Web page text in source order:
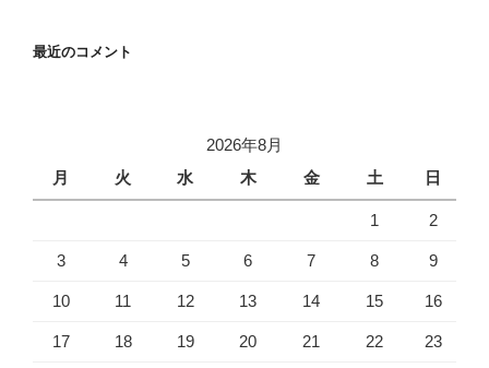
最近のコメント
2026年8月
月
火 水 木 金 土 日
1 2
3 4 5 6 7 8 9
10 11 12 13 14 15 16
17 18 19 20 21 22 23